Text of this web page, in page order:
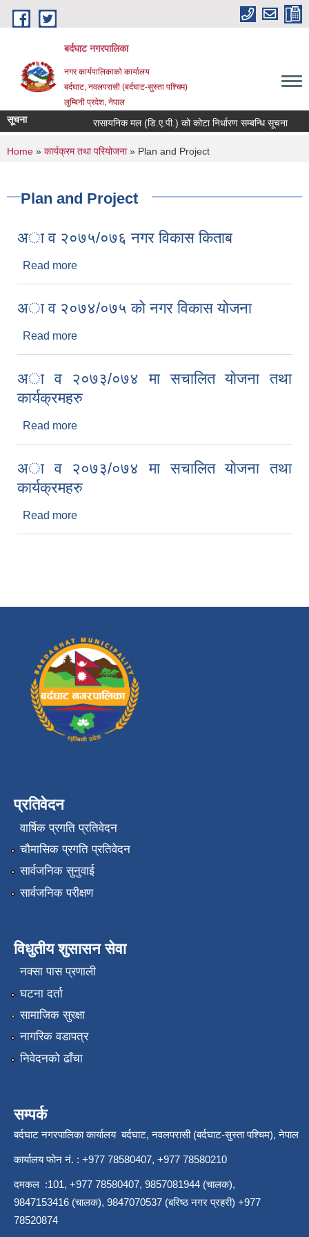
Skip to main content
बर्दघाट नगरपालिका
नगर कार्यपालिकाको कार्यालय
बर्दघाट, नवलपरासी (बर्दघाट-सुस्ता पश्चिम)
लुम्बिनी प्रदेश, नेपाल
सूचना रासायनिक मल (डि.ए.पी.) को कोटा निर्धारण सम्बन्धि सूचना
You are here
Home » कार्यक्रम तथा परियोजना» Plan and Project
Plan and Project
अा व २०७५/०७६ नगर विकास किताब
Read more
अा व २०७४/०७५ काे नगर विकास याेजना
Read more
अा व २०७३/०७४ मा स‌चालित याेजना तथा
कार्यक्रमहरु
Read more
अा व २०७३/०७४ मा स‌चालित याेजना तथा
कार्यक्रमहरु
Read more
प्रतिवेदन
वार्षिक प्रगति प्रतिवेदन
चौमासिक प्रगति प्रतिवेदन
सार्वजनिक सुनुवाई
सार्वजनिक परीक्षण
विधुतीय शुसासन सेवा
नक्सा पास प्रणाली
घटना दर्ता
सामाजिक सुरक्षा
नागरिक वडापत्र
निवेदनको ढाँचा
सम्पर्क
बर्दघाट नगरपालिका कार्यालय बर्दघाट, नवलपरासी (बर्दघाट-सुस्ता पश्चिम), नेपाल
कार्यालय फोन नं. : +977 78580407, +977 78580210
दमकल :101, +977 78580407, 9857081944 (चालक),
9847153416 (चालक), 9847070537 (बरिष्ठ नगर प्रहरी) +977
78520874